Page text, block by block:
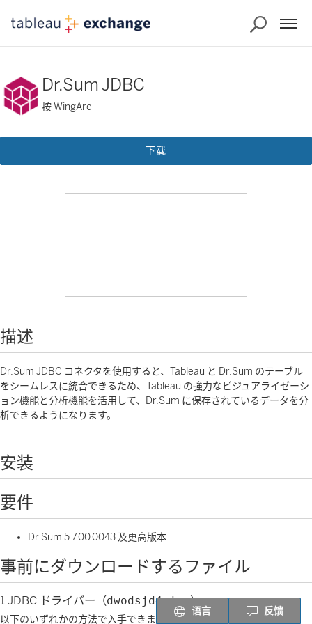
Dr.Sum JDBC
按 WingArc
下载
描述
Dr.Sum JDBC コネクタを使用すると、Tableau と Dr.Sum のテーブル
をシームレスに統合できるため、Tableau の強力なビジュアライゼーシ
ョン機能と分析機能を活用して、Dr.Sum に保存されているデータを分
析できるようになります。
安装
要件
Dr.Sum 5.7.00.0043 及更高版本
事前にダウンロードするファイル
1.JDBC ドライバー（dwodsjd4.jar）
以下のいずれかの方法で入手できます
语言 反馈